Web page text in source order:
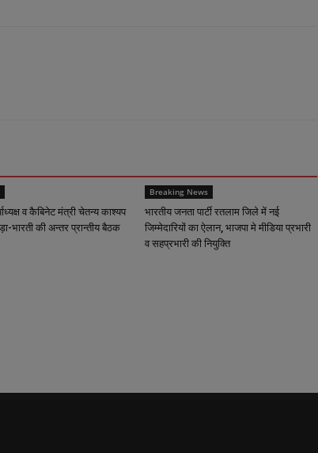
व कैबिनेट मंत्री चेतन्य काश्यप
भारती की अन्तर प्रान्तीय बैठक
Breaking News
भारतीय जनता पार्टी रतलाम जिले में नई
जिम्मेदारियों का ऐलान, भाजपा मे मीडिया प्रभारी
व सहप्रभारी की नियुक्ति